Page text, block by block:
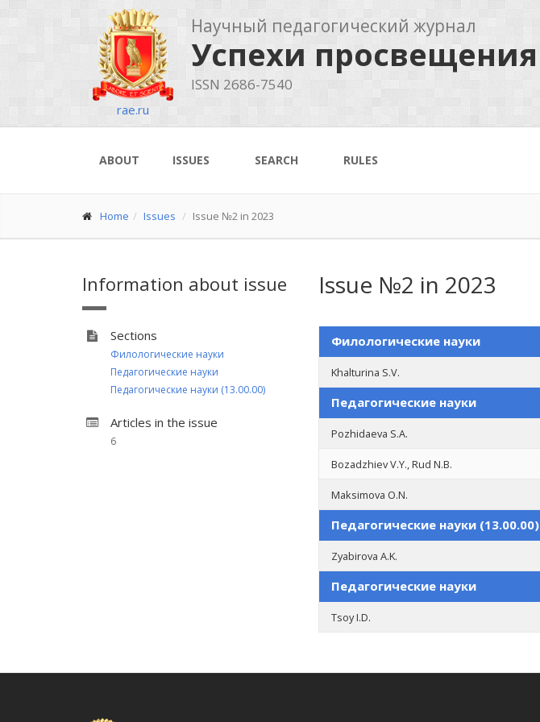
rae.ru
Научный педагогический журнал
Успехи просвещения
ISSN 2686-7540
ABOUT ISSUES SEARCH RULES
Home Issues Issue №2 in 2023
Information about issue
Sections
Филологические науки
Педагогические науки
Педагогические науки (13.00.00)
Articles in the issue
6
Issue №2 in 2023
Филологические науки
Khalturina S.V.
Педагогические науки
Pozhidaeva S.A.
Bozadzhiev V.Y., Rud N.B.
Maksimova O.N.
Педагогические науки (13.00.00)
Zyabirova A.K.
Педагогические науки
Tsoy I.D.